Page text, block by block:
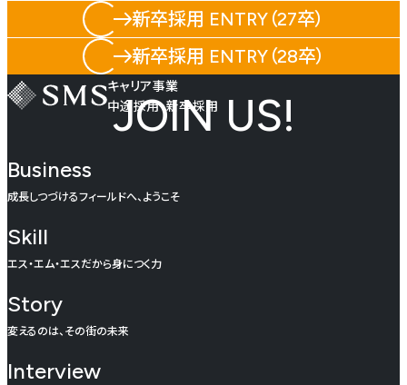
JOIN US!
新卒採用 ENTRY（27卒）
新卒採用 ENTRY（28卒）
キャリア事業
中途採用・新卒採用
Business
成長しつづけるフィールドへ、ようこそ
Skill
エス・エム・エスだから身につく力
Story
変えるのは、その街の未来
Interview